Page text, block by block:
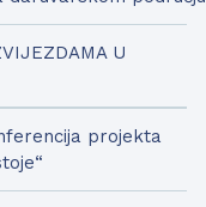
U
projekta